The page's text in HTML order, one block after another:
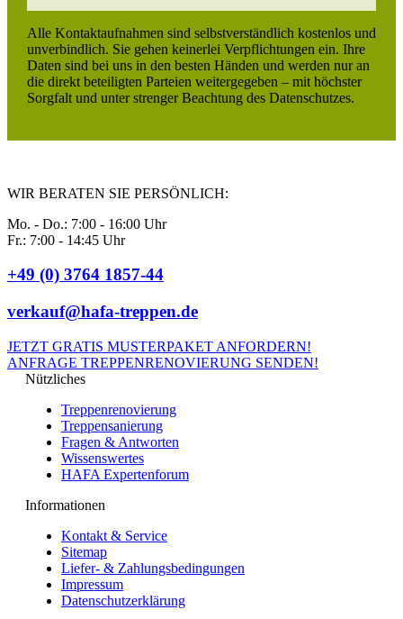
Alle Kontaktaufnahmen sind selbstverständlich kostenlos und
unverbindlich. Sie gehen keinerlei Verpflichtungen ein. Ihre
Daten sind bei uns in den besten Händen und werden nur an
die direkt beteiligten Parteien weitergegeben – mit höchster
Sorgfalt und unter strenger Beachtung des Datenschutzes.
WIR BERATEN SIE PERSÖNLICH:
Mo. - Do.: 7:00 - 16:00 Uhr
Fr.: 7:00 - 14:45 Uhr
+49 (0) 3764 1857-44
verkauf@hafa-treppen.de
JETZT GRATIS MUSTERPAKET ANFORDERN!
ANFRAGE TREPPENRENOVIERUNG SENDEN!
Nützliches
Treppenrenovierung
Treppensanierung
Fragen & Antworten
Wissenswertes
HAFA Expertenforum
Informationen
Kontakt & Service
Sitemap
Liefer- & Zahlungsbedingungen
Impressum
Datenschutzerklärung